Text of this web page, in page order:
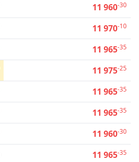
11 960-30
11 970-10
11 965-35
11 975-25
11 965-35
11 965-35
11 960-30
11 965-35